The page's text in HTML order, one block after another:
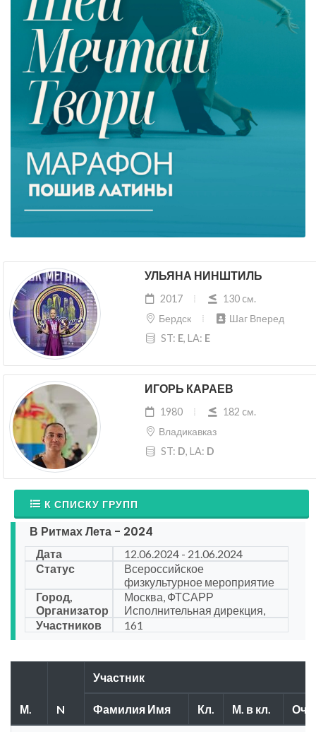
УЛЬЯНА НИНШТИЛЬ
2017
130 cм.
Бердск
Шаг Вперед
ST: E, LA: E
ИГОРЬ КАРАЕВ
1980
182 cм.
Владикавказ
ST: D, LA: D
К СПИСКУ ГРУПП
В Ритмах Лета - 2024
Дата
12.06.2024 - 21.06.2024
Статус
Всероссийское
физкультурное мероприятие
Город,
Организатор
Москва, ФТСАРР
Исполнительная дирекция,
Участников
161
М. N
Участник
Фамилия Имя Кл. М. в кл.